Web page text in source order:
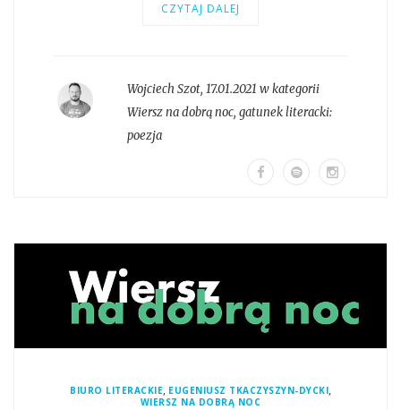
CZYTAJ DALEJ
Wojciech Szot, 17.01.2021 w kategorii
Wiersz na dobrą noc, gatunek literacki:
poezja
BIURO LITERACKIE, EUGENIUSZ TKACZYSZYN-DYCKI,
WIERSZ NA DOBRĄ NOC